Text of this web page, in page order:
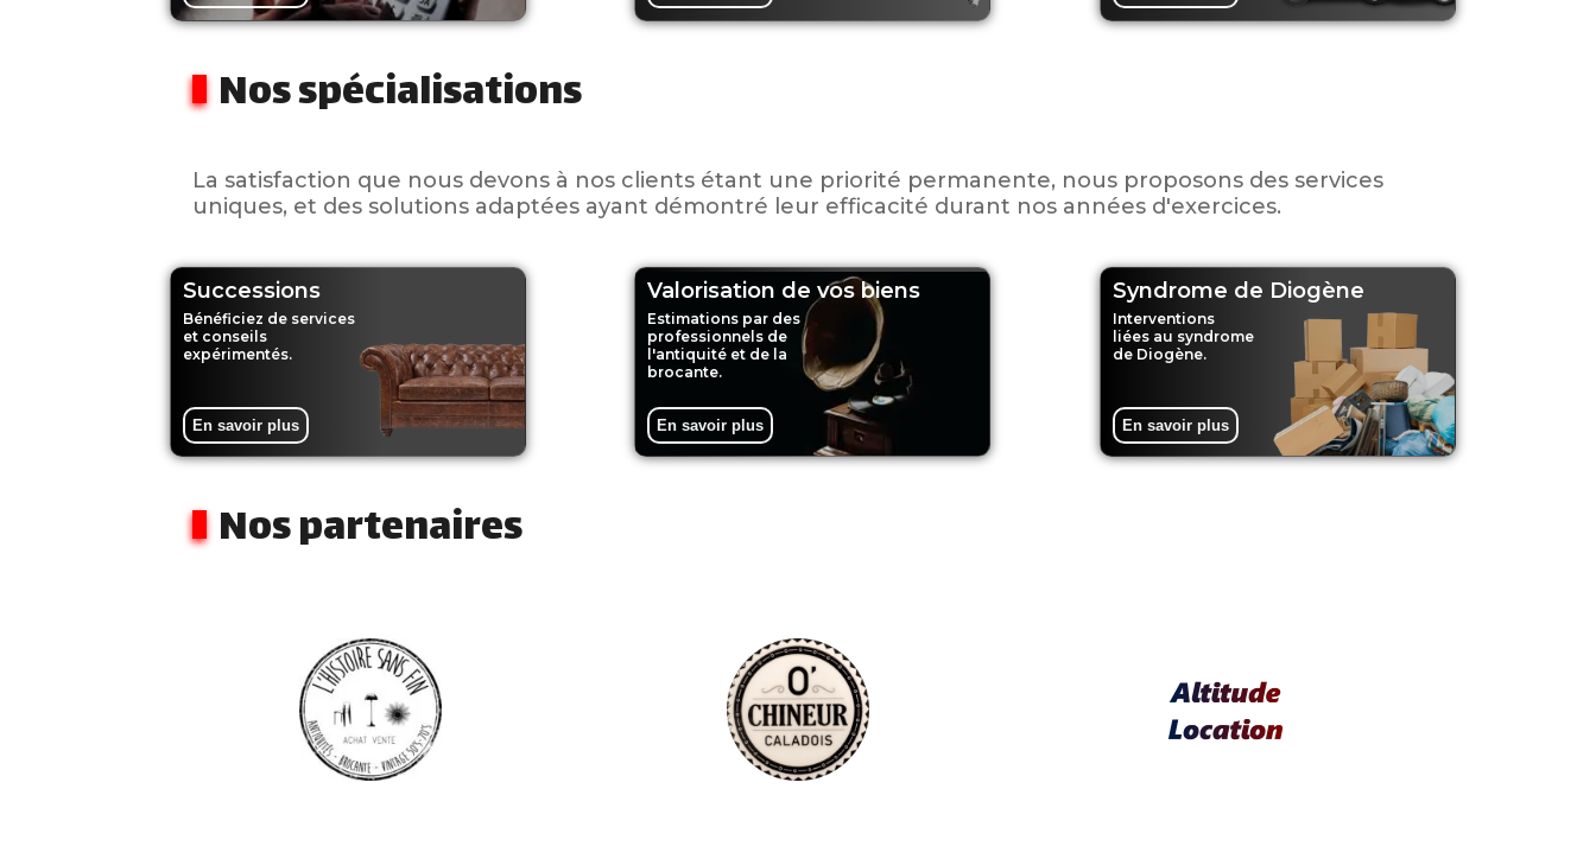
Nos spécialisations
La satisfaction que nous devons à nos clients étant une priorité permanente, nous proposons des services
uniques, et des solutions adaptées ayant démontré leur efficacité durant nos années d'exercices.
Successions
Bénéficiez de services
et conseils
expérimentés.
En savoir plus
Valorisation de vos biens
Estimations par des
professionnels de
l'antiquité et de la
brocante.
En savoir plus
Syndrome de Diogène
Interventions
liées au syndrome
de Diogène.
En savoir plus
Nos partenaires